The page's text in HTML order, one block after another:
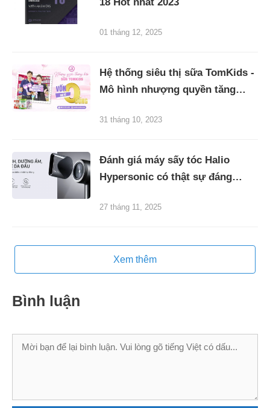
01 tháng 12, 2025
Hệ thống siêu thị sữa TomKids -
Mô hình nhượng quyền tăng
31 tháng 10, 2023
Đánh giá máy sấy tóc Halio
Hypersonic có thật sự đáng
27 tháng 11, 2025
Xem thêm
Bình luận
Bình